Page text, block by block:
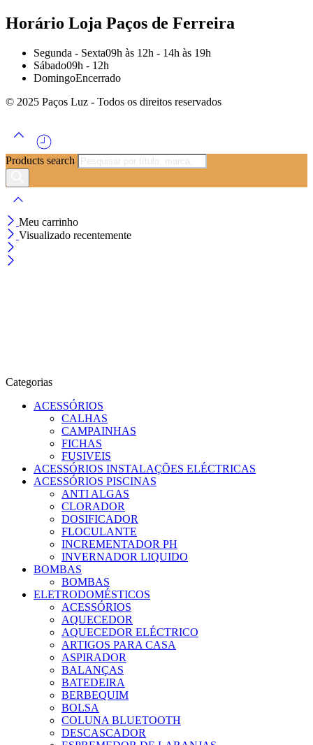
Horário Loja Paços de Ferreira
Segunda - Sexta09h às 12h - 14h às 19h
Sábado09h - 12h
DomingoEncerrado
© 2025 Paços Luz - Todos os direitos reservados
Products search
Meu carrinho
Visualizado recentemente
Categorias
ACESSÓRIOS
CALHAS
CAMPAINHAS
FICHAS
FUSIVEIS
ACESSÓRIOS INSTALAÇÕES ELÉCTRICAS
ACESSÓRIOS PISCINAS
ANTI ALGAS
CLORADOR
DOSIFICADOR
FLOCULANTE
INCREMENTADOR PH
INVERNADOR LIQUIDO
BOMBAS
BOMBAS
ELETRODOMÉSTICOS
ACESSÓRIOS
AQUECEDOR
AQUECEDOR ELÉCTRICO
ARTIGOS PARA CASA
ASPIRADOR
BALANÇAS
BATEDEIRA
BERBEQUIM
BOLSA
COLUNA BLUETOOTH
DESCASCADOR